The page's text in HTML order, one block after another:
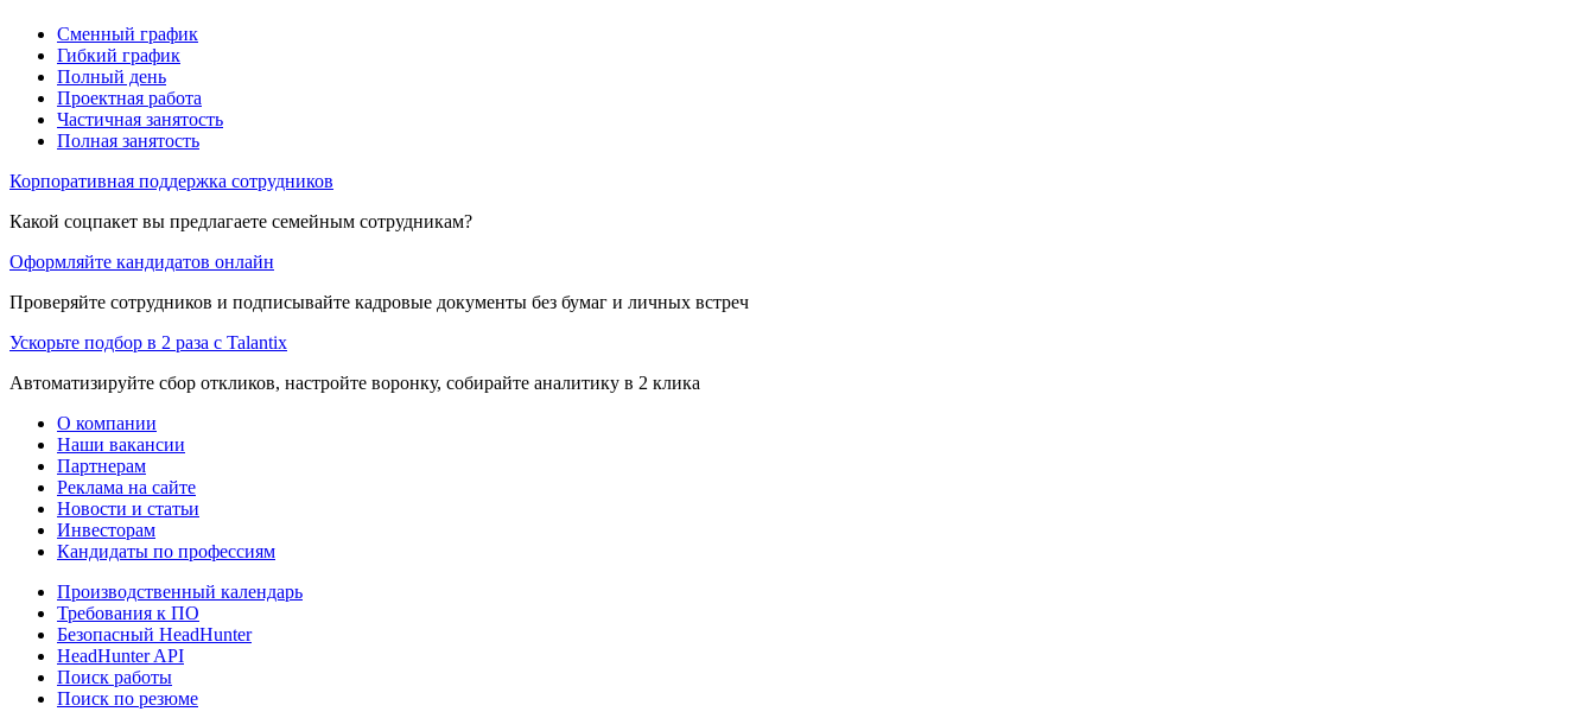
Сменный график
Гибкий график
Полный день
Проектная работа
Частичная занятость
Полная занятость
Корпоративная поддержка сотрудников
Какой соцпакет вы предлагаете семейным сотрудникам?
Оформляйте кандидатов онлайн
Проверяйте сотрудников и подписывайте кадровые документы без бумаг и личных встреч
Ускорьте подбор в 2 раза с Talantix
Автоматизируйте сбор откликов, настройте воронку, собирайте аналитику в 2 клика
О компании
Наши вакансии
Партнерам
Реклама на сайте
Новости и статьи
Инвесторам
Кандидаты по профессиям
Производственный календарь
Требования к ПО
Безопасный HeadHunter
HeadHunter API
Поиск работы
Поиск по резюме